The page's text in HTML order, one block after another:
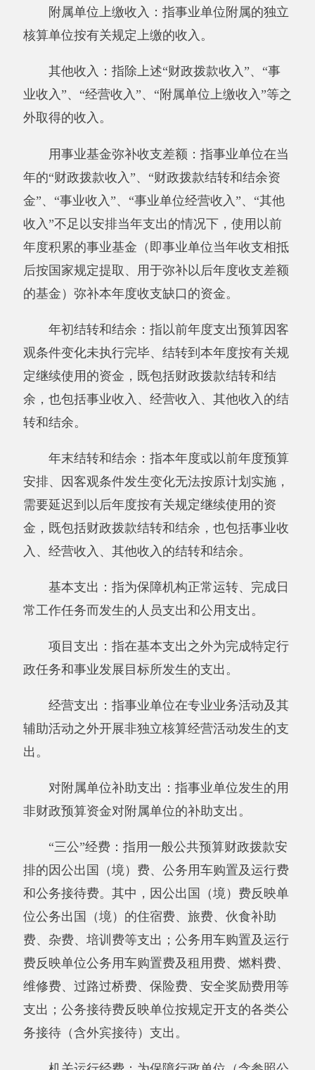
对附属单位补助支出：指事业单位发生的用
非财政预算资金对附属单位的补助支出。
排的因公出国（境）费、公务用车购置及运行费
和公务接待费。其中，因公出国（境）费反映单
位公务出国（境）的住宿费、旅费、伙食补助
费反映单位公务用车购置费及租用费、燃料费、
维修费、过路过桥费、保险费、安全奖励费用等
支出；公务接待费反映单位按规定开支的各类公
务接待（含外宾接待）支出。
机关运行经费：为保障行政单位（含参照公
务员法管理的事业单位）运行用于购买货物和服
务的各项资金，包括办公及印刷费、邮电费、差
及一般设备购置费、办公用房水电费、办公用房
取暖费、办公用房物业管理费、公务用车运行维
护费以及其他费用。
二、《收入决算表》
三、《支出决算表》
六、《一般公共预算财政拨款基本支出决算
七、《一般公共预算财政拨款“三公”经费支
出决算表》
八、《政府性基金预算财政拨款收入支出决
算表》
儿园2019年度部门决算公开8张表.XLS
分享:
打印本页 关闭窗口
主办：阿克陶县人民政府办公室 政府网站标识
码：6530220001
编：845550
地 址：新疆阿克陶县文化东路188号 法律声明